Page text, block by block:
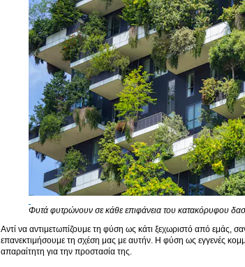
Φυτά φυτρώνουν σε κάθε επιφάνεια του κατακόρυφου
Αντί να αντιμετωπίζουμε τη φύση ως κάτι ξεχωριστό από εμάς,
επανεκτιμήσουμε τη σχέση μας με αυτήν. Η φύση ως εγγενές
απαραίτητη για την προστασία της.